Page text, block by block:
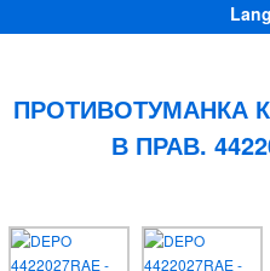
ПРОТИВОТУМАНКА
В ПРАВ.